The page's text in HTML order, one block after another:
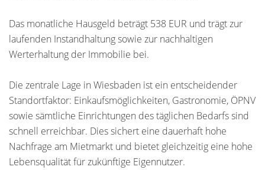
Das monatliche Hausgeld beträgt 538 EUR und trägt zur
laufenden Instandhaltung sowie zur nachhaltigen
Werterhaltung der Immobilie bei.
Die zentrale Lage in Wiesbaden ist ein entscheidender
Standortfaktor: Einkaufsmöglichkeiten, Gastronomie, ÖPNV
sowie sämtliche Einrichtungen des täglichen Bedarfs sind
schnell erreichbar. Dies sichert eine dauerhaft hohe
Nachfrage am Mietmarkt und bietet gleichzeitig eine hohe
Lebensqualität für zukünftige Eigennutzer.